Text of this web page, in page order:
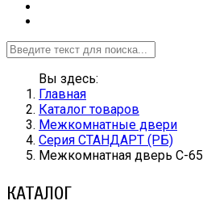
Вы здесь:
Главная
Каталог товаров
Межкомнатные двери
Серия СТАНДАРТ (РБ)
Межкомнатная дверь С-65
КАТАЛОГ